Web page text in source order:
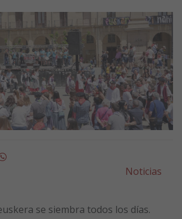
Whatsapp
Noticias
se siembra todos los días.